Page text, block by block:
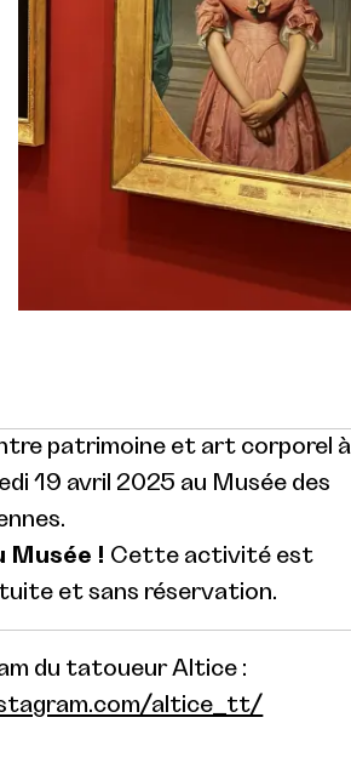
patrimoine et art corporel à
19 avril 2025 au Musée des
Musée ! Cette activité est
et sans réservation.
du tatoueur Altice :
altice_tt/